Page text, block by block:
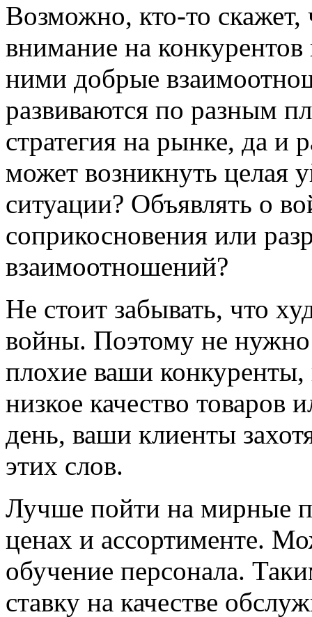
Возможно, кто-то скажет,
внимание на
ними добрые
развиваются по разным
стратегия на рынке, да и
может возникнуть целая
ситуации? Объявлять о
соприкосновения или
взаимоотношений?
Не стоит забывать, что
войны. Поэтому не нужно
плохие ваши
низкое качество товаров
день, ваши клиенты
этих слов.
Лучше пойти на мирные
ценах и ассортименте.
обучение персонала.
ставку на качестве